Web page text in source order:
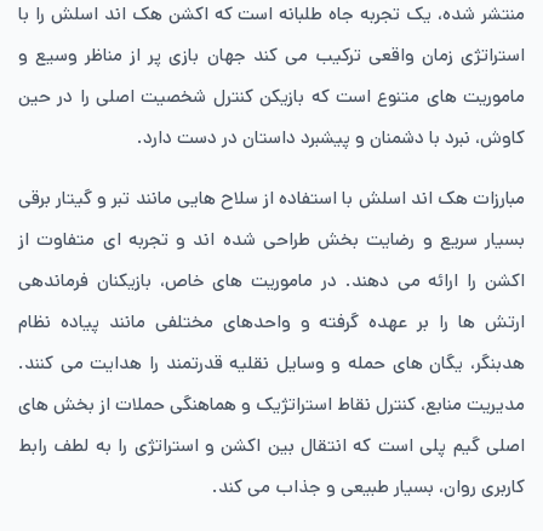
منتشر شده، یک تجربه جاه طلبانه است که اکشن هک اند اسلش را با
استراتژی زمان واقعی ترکیب می کند جهان بازی پر از مناظر وسیع و
ماموریت های متنوع است که بازیکن کنترل شخصیت اصلی را در حین
کاوش، نبرد با دشمنان و پیشبرد داستان در دست دارد.
مبارزات هک اند اسلش با استفاده از سلاح هایی مانند تبر و گیتار برقی
بسیار سریع و رضایت بخش طراحی شده اند و تجربه ای متفاوت از
اکشن را ارائه می دهند. در ماموریت های خاص، بازیکنان فرماندهی
ارتش ها را بر عهده گرفته و واحدهای مختلفی مانند پیاده نظام
هدبنگر، یگان های حمله و وسایل نقلیه قدرتمند را هدایت می کنند.
مدیریت منابع، کنترل نقاط استراتژیک و هماهنگی حملات از بخش های
اصلی گیم پلی است که انتقال بین اکشن و استراتژی را به لطف رابط
کاربری روان، بسیار طبیعی و جذاب می کند.